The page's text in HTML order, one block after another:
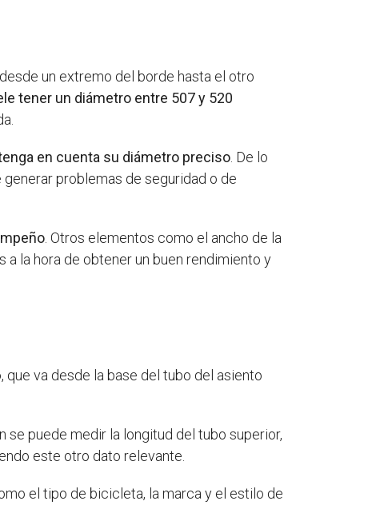
un extremo del borde hasta el otro
tener un diámetro entre 507 y 520
en cuenta su diámetro preciso . De lo
problemas de seguridad o de
. Otros elementos como el ancho de la
la hora de obtener un buen rendimiento y
va desde la base del tubo del asiento
se puede medir la longitud del tubo superior,
este otro dato relevante.
el tipo de bicicleta, la marca y el estilo de